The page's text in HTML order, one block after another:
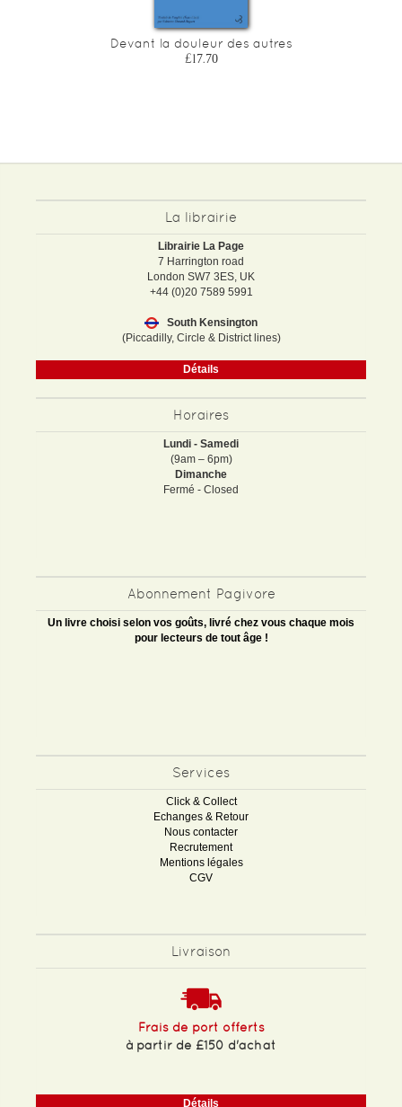
Devant la douleur des autres
£17.70
La librairie
Librairie La Page
7 Harrington road
London SW7 3ES, UK
+44 (0)20 7589 5991
South Kensington
(Piccadilly, Circle & District lines)
Détails
Horaires
Lundi - Samedi
(9am – 6pm)
Dimanche
Fermé - Closed
Abonnement Pagivore
Un livre choisi selon vos goûts, livré chez vous chaque mois
pour lecteurs de tout âge !
Services
Click & Collect
Echanges & Retour
Nous contacter
Recrutement
Mentions légales
CGV
Livraison
Frais de port offerts
à partir de £150 d'achat
Détails